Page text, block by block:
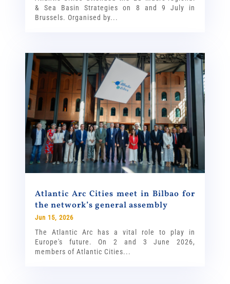
& Sea Basin Strategies on 8 and 9 July in
Brussels. Organised by...
Atlantic Arc Cities meet in Bilbao for
the network’s general assembly
Jun 15, 2026
The Atlantic Arc has a vital role to play in
Europe's future. On 2 and 3 June 2026,
members of Atlantic Cities...